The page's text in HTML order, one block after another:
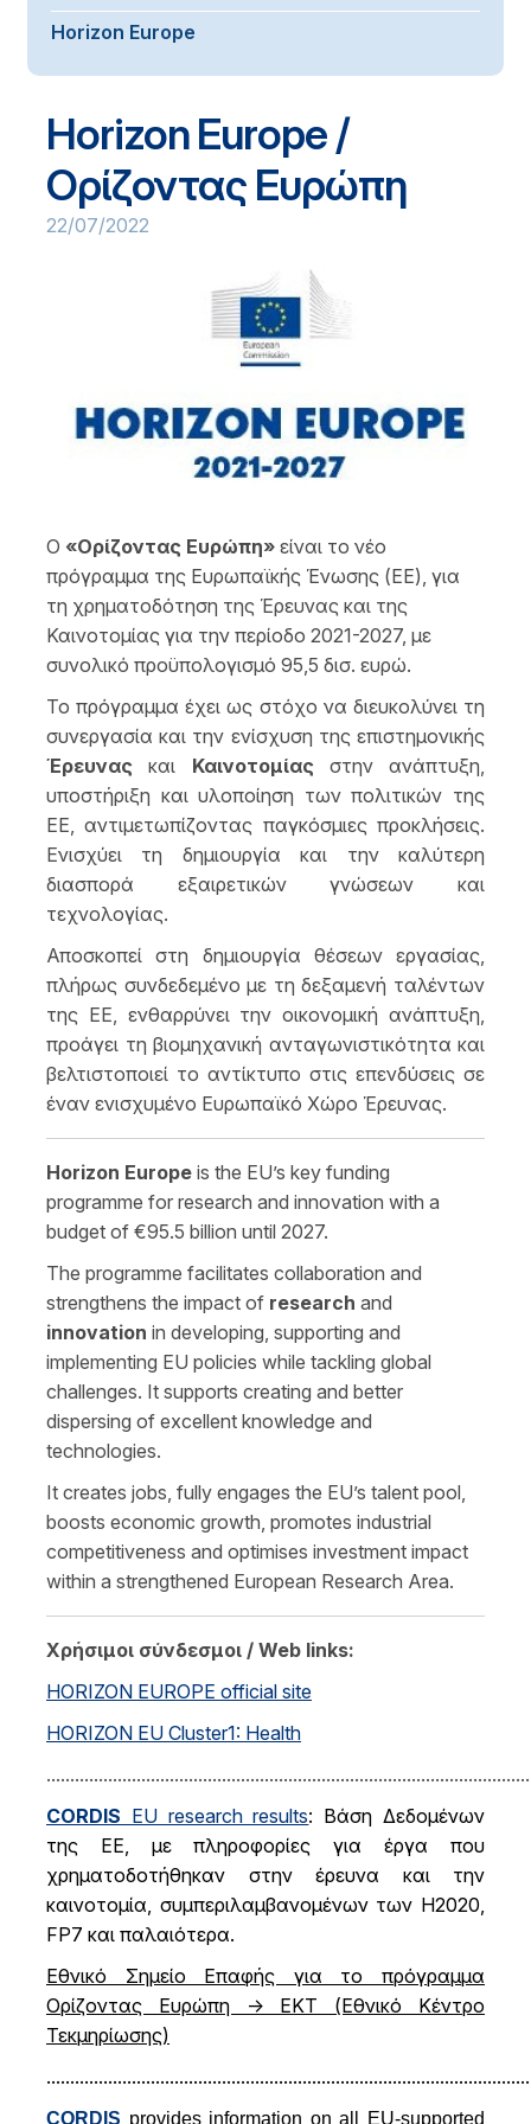
Horizon Europe
Horizon Europe /
Ορίζοντας Ευρώπη
22/07/2022
Ο «Ορίζοντας Ευρώπη» είναι το νέο
πρόγραμμα της Ευρωπαϊκής Ένωσης (ΕΕ), για
τη χρηματοδότηση της Έρευνας και της
Καινοτομίας για την περίοδο 2021-2027, με
συνολικό προϋπολογισμό 95,5 δισ. ευρώ.
Το πρόγραμμα έχει ως στόχο να διευκολύνει τη
συνεργασία και την ενίσχυση της επιστημονικής
Έρευναςκαι Καινοτομίαςστην ανάπτυξη,
υποστήριξη και υλοποίηση των πολιτικών της
ΕΕ, αντιμετωπίζοντας παγκόσμιες προκλήσεις.
Ενισχύει τη δημιουργία και την καλύτερη
διασπορά εξαιρετικών γνώσεων και
τεχνολογίας.
Αποσκοπεί στη δημιουργία θέσεων εργασίας,
πλήρως συνδεδεμένο με τη δεξαμενή ταλέντων
της ΕΕ, ενθαρρύνει την οικονομική ανάπτυξη,
προάγει τη βιομηχανική ανταγωνιστικότητα και
βελτιστοποιεί το αντίκτυπο στις επενδύσεις σε
έναν ενισχυμένο Ευρωπαϊκό Χώρο Έρευνας.
Horizon Europe is the EU’s key funding
programme for research and innovation with a
budget of €95.5 billion until 2027.
The programme facilitates collaboration and
strengthens the impact of research and
innovation in developing, supporting and
implementing EU policies while tackling global
challenges. It supports creating and better
dispersing of excellent knowledge and
technologies.
It creates jobs, fully engages the EU’s talent pool,
boosts economic growth, promotes industrial
competitiveness and optimises investment impact
within a strengthened European Research Area.
Χρήσιμοι σύνδεσμοι / Web links:
HORIZON EUROPE official site
HORIZON EU Cluster1: Health
CORDIS EU research results: Βάση Δεδομένων
της ΕΕ, με πληροφορίες για έργα που
χρηματοδοτήθηκαν στην έρευνα και την
καινοτομία, συμπεριλαμβανομένων των H2020,
FP7 και παλαιότερα.
Εθνικό Σημείο Επαφής για το πρόγραμμα
Ορίζοντας Ευρώπη -> ΕΚΤ (Εθνικό Κέντρο
Τεκμηρίωσης)
CORDIS provides information on all EU-supported